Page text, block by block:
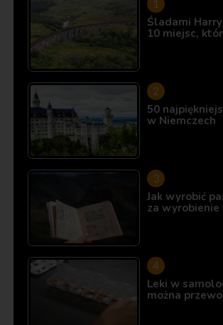
Śladami
10 miejsc,
50
w Niemczech
Jak wyrobić
za wyrobienie
Leki w
można